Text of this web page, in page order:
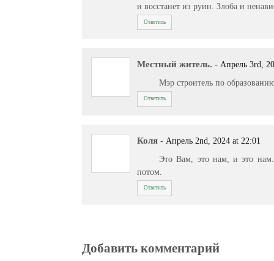
и восстанет из руин. Злоба и
Ответить
Местный житель. - Апрель 3rd,
Мэр строитель по
Ответить
Коля - Апрель 2nd, 2024 at 22:01
Это Вам, это нам, и это
потом.
Ответить
Добавить комментарий